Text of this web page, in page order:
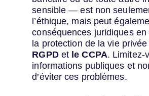
sensible — est non
l’éthique, mais peut
conséquences juridiques
la protection de la vie
RGPDet le CCPA. Limitez-
informations publiques et
d’éviter ces problèmes.